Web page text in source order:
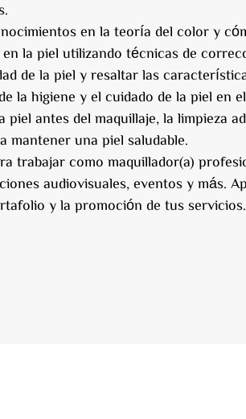
en la teoría del color y
la piel utilizando técnicas de
de la piel y resaltar las
la higiene y el cuidado de la piel en
antes del maquillaje, la limpieza
una piel saludable.
trabajar como maquillador(a)
audiovisuales, eventos y más.
y la promoción de tus servicios.